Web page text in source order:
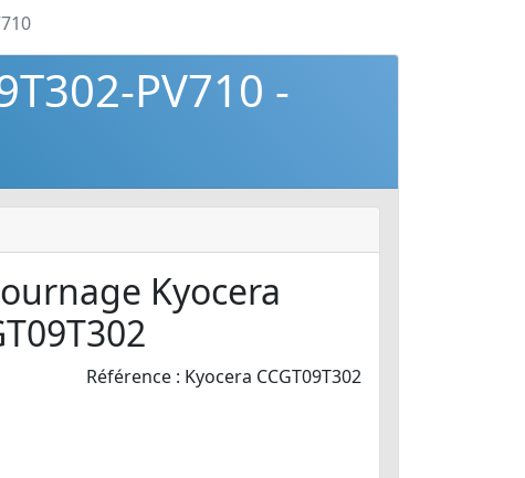
PV710 -
Kyocera
Référence : Kyocera CCGT09T302